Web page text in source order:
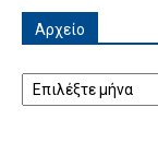
Αρχείο